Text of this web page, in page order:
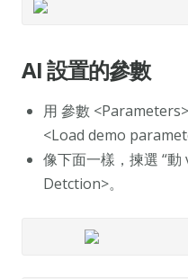
AI 設置的參數
用 參數
<Load demo
像下面一樣，揀選 “
Detction>。